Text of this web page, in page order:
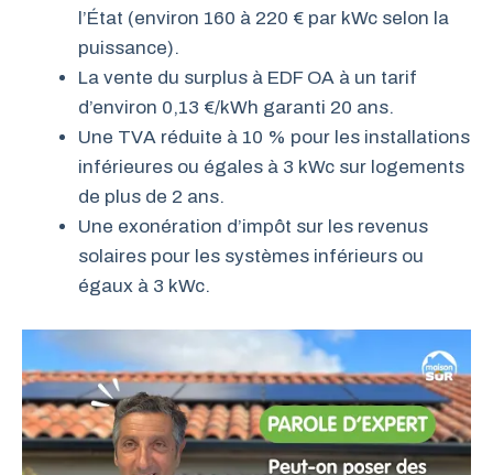
l’État (environ 160 à 220 € par kWc selon la
puissance).
La vente du surplus à EDF OA à un tarif
d’environ 0,13 €/kWh garanti 20 ans.
Une TVA réduite à 10 % pour les installations
inférieures ou égales à 3 kWc sur logements
de plus de 2 ans.
Une exonération d’impôt sur les revenus
solaires pour les systèmes inférieurs ou
égaux à 3 kWc.